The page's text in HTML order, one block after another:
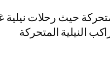
حيث رحلات
النيلية المتحركة